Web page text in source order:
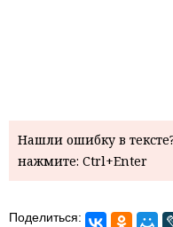
Нашли ошибку в
нажмите: Ctrl+Enter
Поделиться: